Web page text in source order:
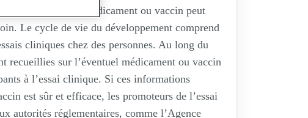
où ce nouveau médicament ou vaccin peut
Le cycle de vie du développement comprend
cliniques chez des personnes. Au long du
recueillies sur l’éventuel médicament ou vaccin
à l’essai clinique. Si ces informations
est sûr et efficace, les promoteurs de l’essai
autorités réglementaires, comme l’Agence